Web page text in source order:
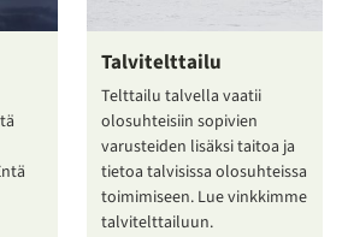
Talvitelttailu
Telttailu talvella vaatii
olosuhteisiin sopivien
varusteiden lisäksi taitoa ja
tietoa talvisissa olosuhteissa
toimimiseen. Lue vinkkimme
talvitelttailuun.